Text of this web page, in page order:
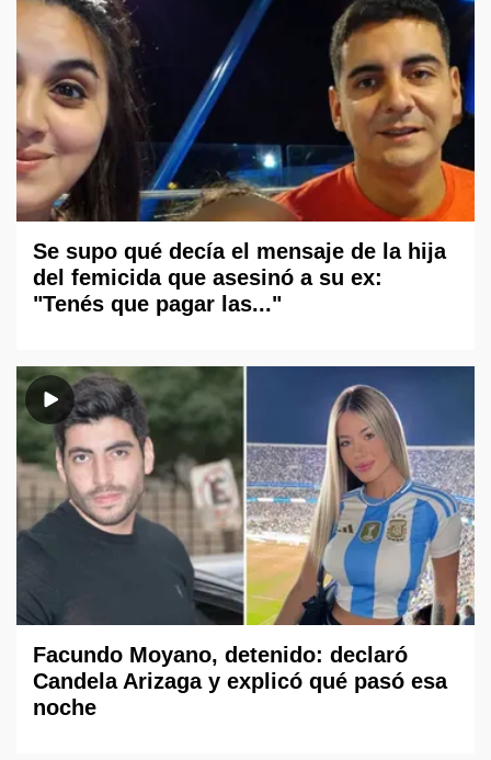
Se supo qué decía el mensaje de la hija
del femicida que asesinó a su ex:
"Tenés que pagar las..."
Facundo Moyano, detenido: declaró
Candela Arizaga y explicó qué pasó esa
noche